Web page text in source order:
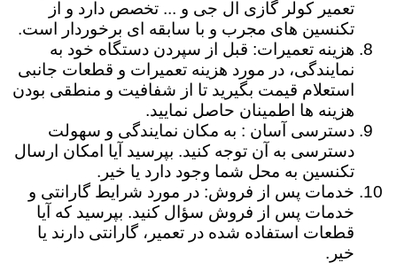
تعمیر کولر گازی ال جی و ... تخصص دارد و از
تکنسین های مجرب و با سابقه ای برخوردار است.
هزینه تعمیرات: قبل از سپردن دستگاه خود به
نمایندگی، در مورد هزینه تعمیرات و قطعات جانبی
استعلام قیمت بگیرید تا از شفافیت و منطقی بودن
هزینه ها اطمینان حاصل نمایید.
دسترسی آسان : به مکان نمایندگی و سهولت
دسترسی به آن توجه کنید. بپرسید آیا امکان ارسال
تکنسین به محل شما وجود دارد یا خیر.
خدمات پس از فروش: در مورد شرایط گارانتی و
خدمات پس از فروش سؤال کنید. بپرسید که آیا
قطعات استفاده شده در تعمیر، گارانتی دارند یا
خیر.